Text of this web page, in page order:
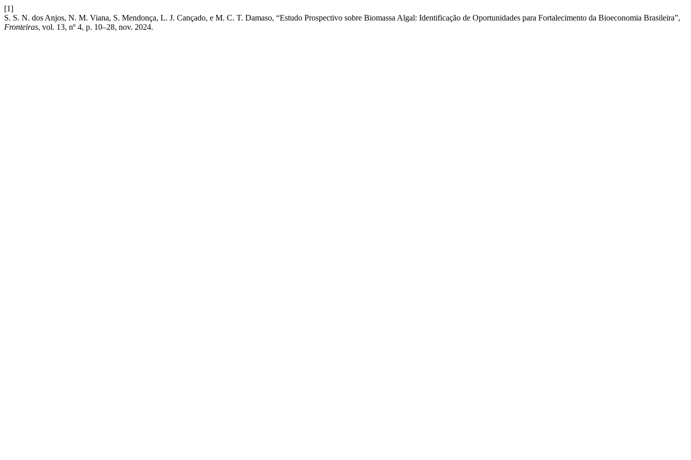
[1]
S. S. N. dos Anjos, N. M. Viana, S. Mendonça, L. J. Cançado, e M. C. T. Damaso, “Estudo Prospectivo sobre Biomassa Algal: Identificação de Oportunidades para Fortalecimento da Bioeconomia Brasileira”,
Fronteiras, vol. 13, nº 4, p. 10–28, nov. 2024.